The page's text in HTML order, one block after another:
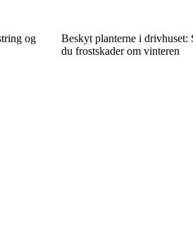
og
Beskyt planterne i drivhuset:
du frostskader om vinteren